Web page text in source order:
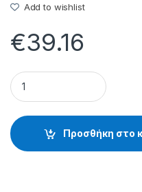
Add to wishlist
€39.16
SISSY ΜΟΛΥΒΙΟΥ 2cm
Προσθήκη στο